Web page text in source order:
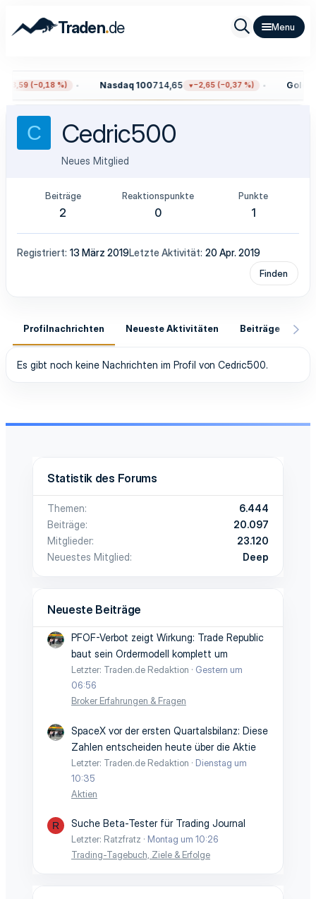
Traden.de
(−0,18 %) Nasdaq 100714,65 −2,65 (−0,37 %) Gold
C Cedric500
Neues Mitglied
Beiträge
2
Reaktionspunkte
0
Punkte
1
Registriert 13 März 2019Letzte Aktivität 20 Apr. 2019
Finden
Profilnachrichten Neueste Aktivitäten Beiträge
Es gibt noch keine Nachrichten im Profil von Cedric500.
Statistik des Forums
Themen
6.444
Beiträge
20.097
Mitglieder
23.120
Neuestes Mitglied
Deep
Neueste Beiträge
PFOF-Verbot zeigt Wirkung: Trade Republic
baut sein Ordermodell komplett um
Letzter: Traden.de Redaktion
Gestern um
06:56
Broker Erfahrungen & Fragen
SpaceX vor der ersten Quartalsbilanz: Diese
Zahlen entscheiden heute über die Aktie
Letzter: Traden.de Redaktion
Dienstag um
10:35
Aktien
R Suche Beta-Tester für Trading Journal
Letzter: Ratzfratz
Montag um 10:26
Trading-Tagebuch, Ziele & Erfolge